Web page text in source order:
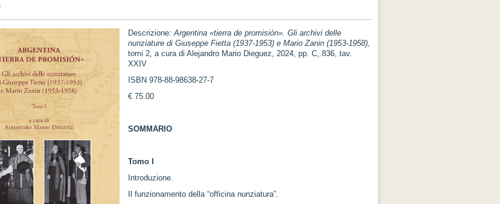
Descrizione:Argentina «tierra de promisión». Gli archivi delle
nunziature di Giuseppe Fietta (1937-1953) e Mario Zanin (1953-1958),
tomi 2, a cura di Alejandro Mario Dieguez, 2024, pp. C, 836, tav.
XXIV
ISBN 978-88-98638-27-7
€ 75.00
SOMMARIO
Tomo I
Introduzione.
Il funzionamento della “officina nunziatura”.